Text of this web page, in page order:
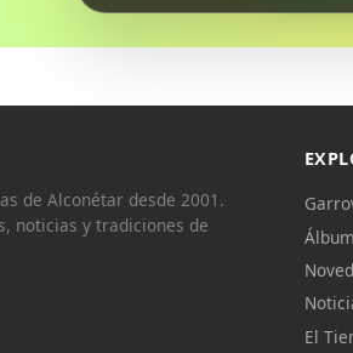
de Alconétar desde 2001.
noticias y tradiciones de
El